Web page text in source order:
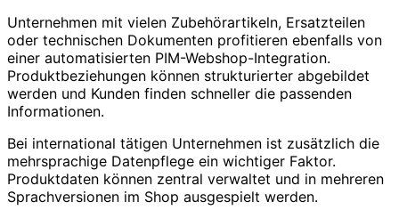
Unternehmen mit vielen Zubehörartikeln, Ersatzteilen
oder technischen Dokumenten profitieren ebenfalls von
einer automatisierten PIM-Webshop-Integration.
Produktbeziehungen können strukturierter abgebildet
werden und Kunden finden schneller die passenden
Informationen.
Bei international tätigen Unternehmen ist zusätzlich die
mehrsprachige Datenpflege ein wichtiger Faktor.
Produktdaten können zentral verwaltet und in mehreren
Sprachversionen im Shop ausgespielt werden.